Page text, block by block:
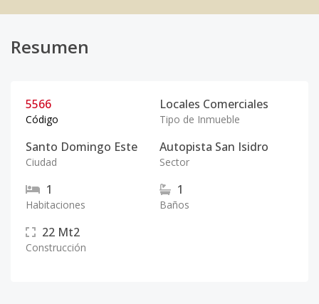
Resumen
5566
Código
Locales Comerciales
Tipo de Inmueble
Santo Domingo Este
Ciudad
Autopista San Isidro
Sector
1
Habitaciones
1
Baños
22 Mt2
Construcción